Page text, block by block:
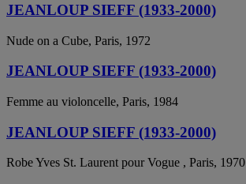
JEANLOUP SIEFF (1933-2000)
Nude on a Cube, Paris, 1972
JEANLOUP SIEFF (1933-2000)
Femme au violoncelle, Paris, 1984
JEANLOUP SIEFF (1933-2000)
Robe Yves St. Laurent pour Vogue , Paris, 1970